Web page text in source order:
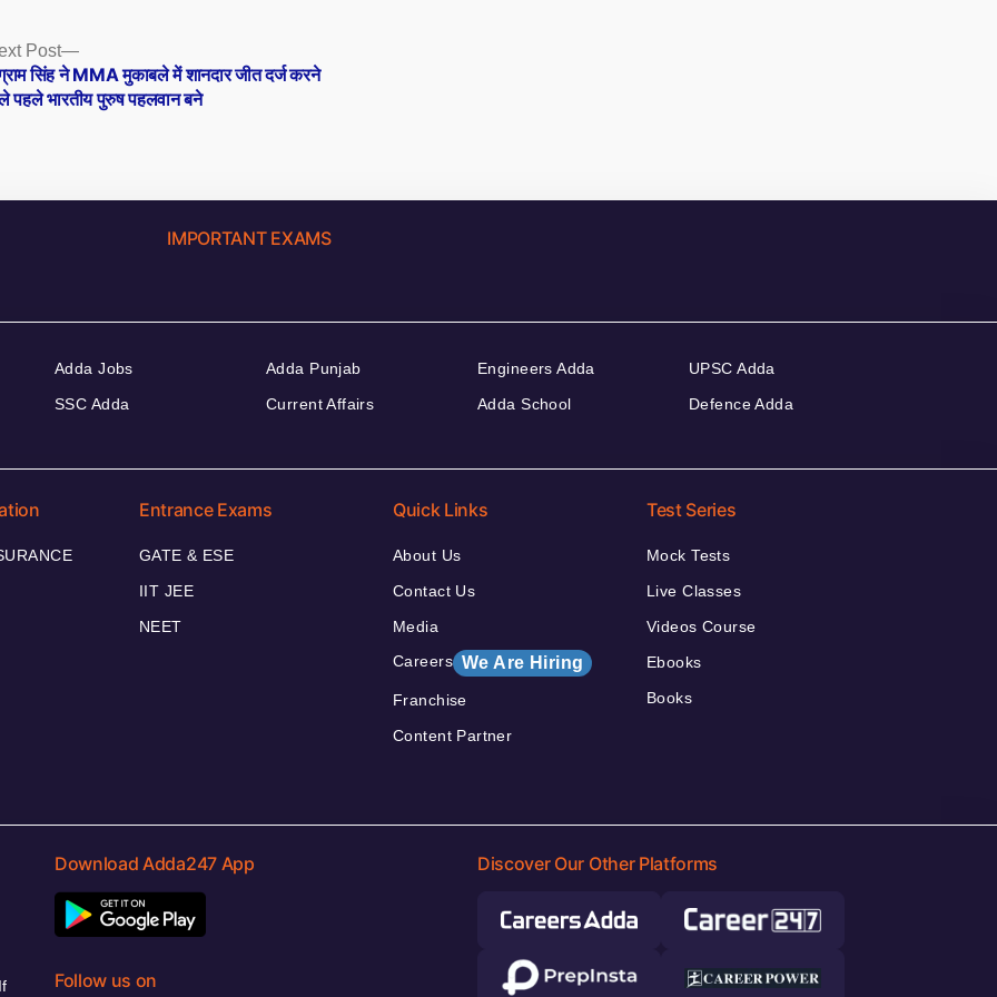
Post
Next
post:
सिंह ने MMA मुकाबले में शानदार जीत दर्ज करने
पहले भारतीय पुरुष पहलवान बने
IMPORTANT EXAMS
Adda Jobs
SSC Adda
Adda Punjab
Current Affairs
Engineers Adda
Adda School
UPSC Adda
Defence Adda
Entrance Exams
GATE & ESE
IIT JEE
NEET
Quick Links
About Us
Contact Us
Media
Careers We Are Hiring
Franchise
Content Partner
Test Series
Mock Tests
Live Classes
Videos Course
Ebooks
Books
Download Adda247 App
Follow us on
Discover Our Other Platforms